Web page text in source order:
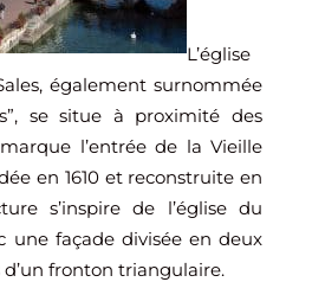
L’église
également surnommée
se situe à proximité des
l’entrée de la Vieille
en 1610 et reconstruite en
s’inspire de l’église du
une façade divisée en deux
fronton triangulaire.